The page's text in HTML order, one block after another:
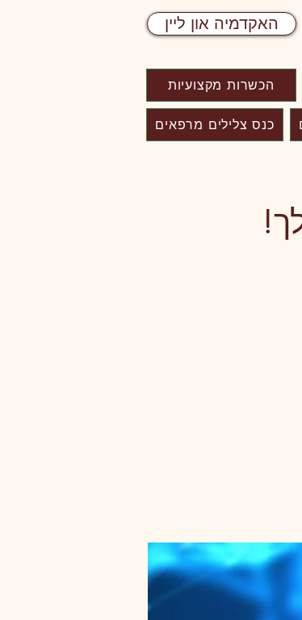
האקדמיה און ליין
הכשרות מקצועיות
כנס צלילים מרפאים